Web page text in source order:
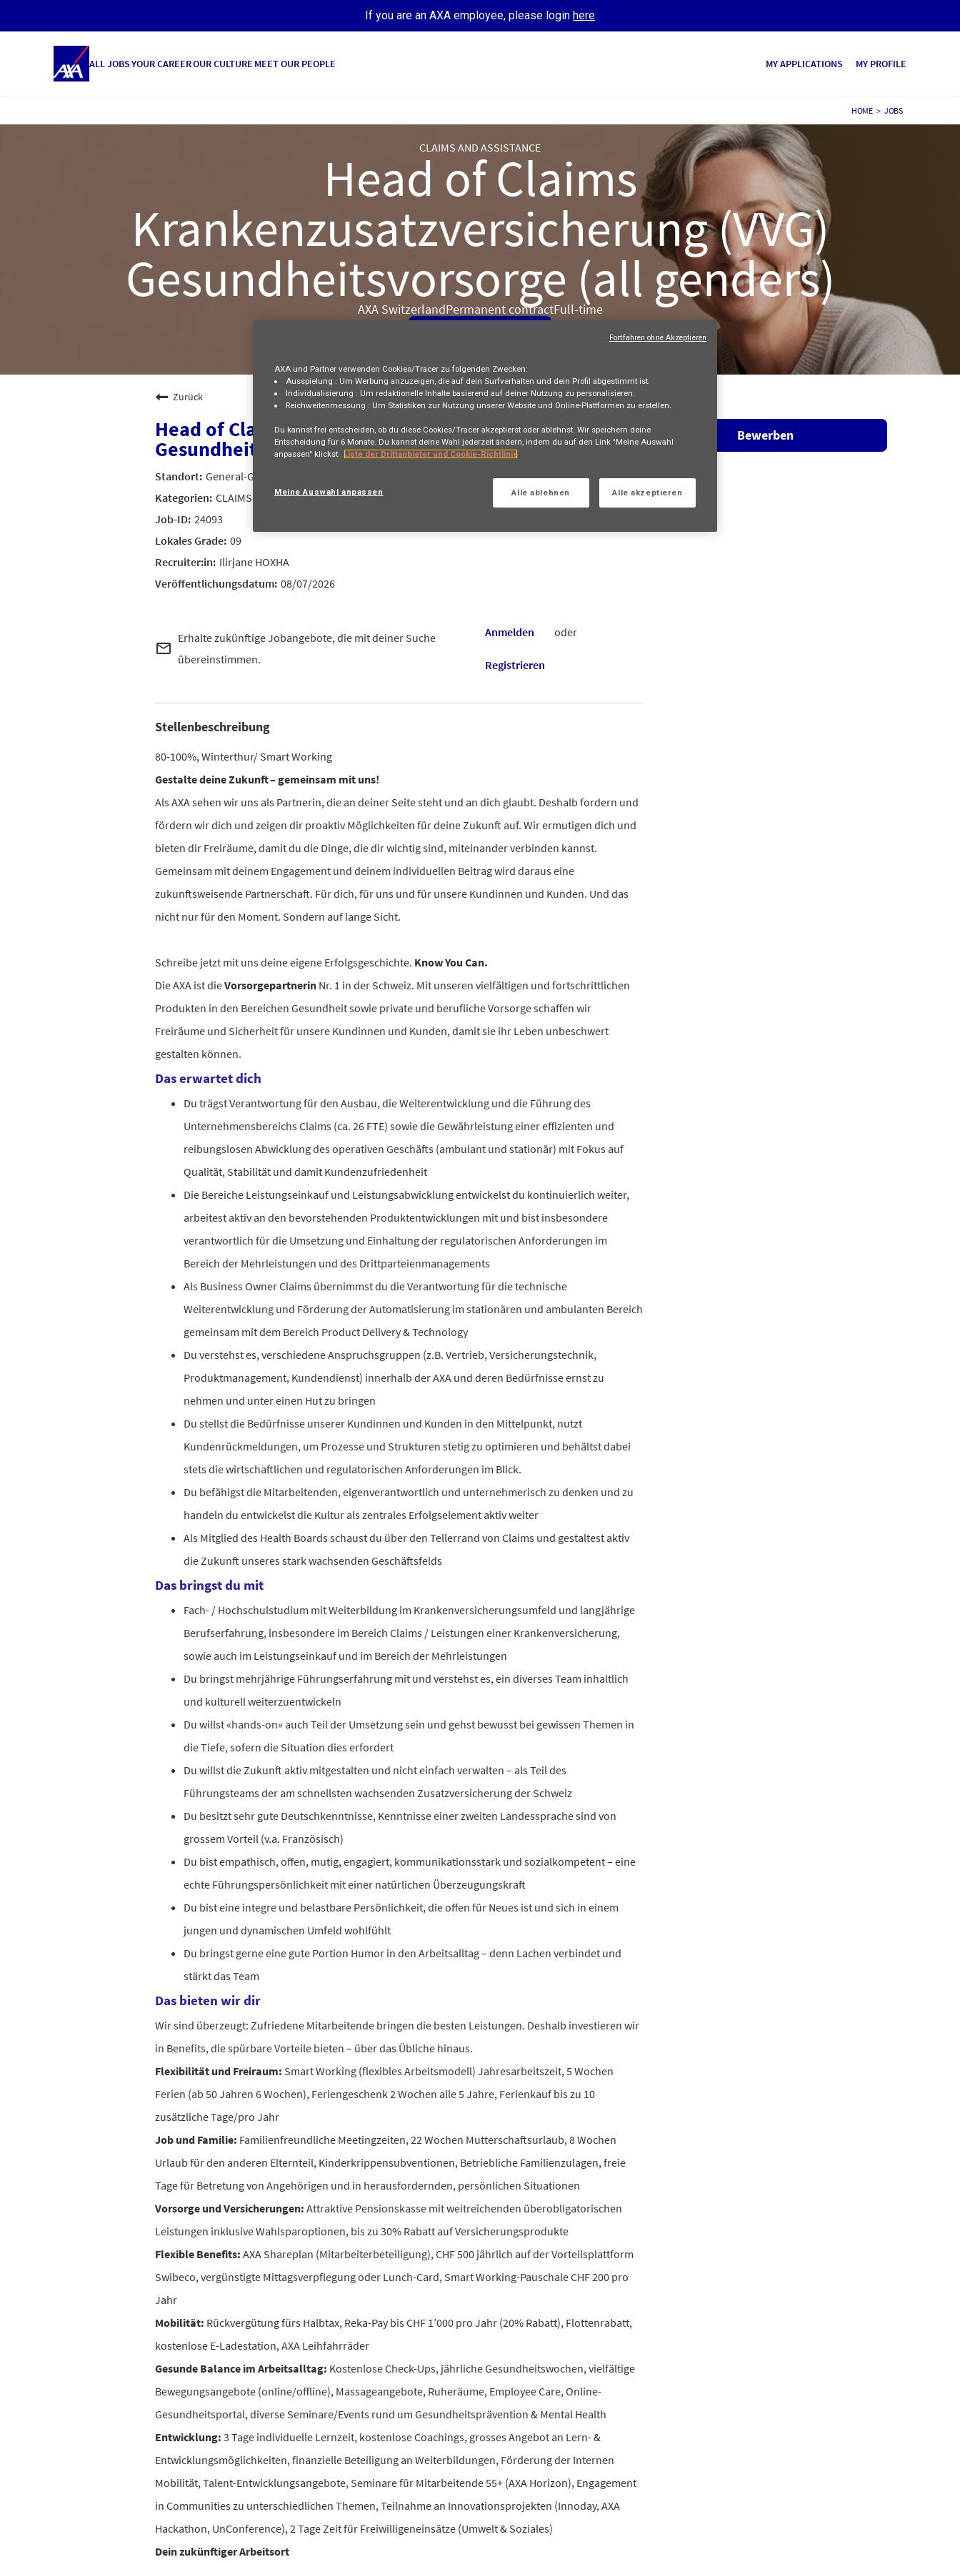
If you are an AXA employee, please login here
ALL JOBSYOUR CAREEROUR CULTURE MEET OUR PEOPLE MY APPLICATIONS MY PROFILE
HOME > JOBS
CLAIMS AND ASSISTANCE
Head of Claims
Krankenzusatzversicherung (VVG)
Gesundheitsvorsorge (all genders)
AXA SwitzerlandPermanent contractFull-time
Zurück
Head of Claims Krankenzusatzversicherung (VVG)
Gesundheitsvorsorge (all genders)
General-Guisan-Strasse 42, WINTERTHUR, CH, 8400
CLAIMS AND ASSISTANCE
24093
09
Ilirjane HOXHA
08/07/2026
mail_outline
Erhalte zukünftige Jobangebote, die mit deiner Suche
übereinstimmen.
Anmelden oder
Registrieren
Stellenbeschreibung
80-100%, Winterthur/ Smart Working
Gestalte deine Zukunft – gemeinsam mit uns!
Als AXA sehen wir uns als Partnerin, die an deiner Seite steht und an dich glaubt. Deshalb fordern und
fördern wir dich und zeigen dir proaktiv Möglichkeiten für deine Zukunft auf. Wir ermutigen dich und
bieten dir Freiräume, damit du die Dinge, die dir wichtig sind, miteinander verbinden kannst.
Gemeinsam mit deinem Engagement und deinem individuellen Beitrag wird daraus eine
zukunftsweisende Partnerschaft. Für dich, für uns und für unsere Kundinnen und Kunden. Und das
nicht nur für den Moment. Sondern auf lange Sicht.
Schreibe jetzt mit uns deine eigene Erfolgsgeschichte. Know You Can.
Die AXA ist dieVorsorgepartnerin Nr. 1 in der Schweiz. Mit unseren vielfältigen und fortschrittlichen
Produkten in den Bereichen Gesundheit sowie private und berufliche Vorsorge schaffen wir
Freiräume und Sicherheit für unsere Kundinnen und Kunden, damit sie ihr Leben unbeschwert
gestalten können.
Das erwartet dich
Du trägst Verantwortung für den Ausbau, die Weiterentwicklung und die Führung des
Unternehmensbereichs Claims (ca. 26 FTE) sowie die Gewährleistung einer effizienten und
reibungslosen Abwicklung des operativen Geschäfts (ambulant und stationär) mit Fokus auf
Qualität, Stabilität und damit Kundenzufriedenheit
Die Bereiche Leistungseinkauf und Leistungsabwicklung entwickelst du kontinuierlich weiter,
arbeitest aktiv an den bevorstehenden Produktentwicklungen mit und bist insbesondere
verantwortlich für die Umsetzung und Einhaltung der regulatorischen Anforderungen im
Bereich der Mehrleistungen und des Drittparteienmanagements
Als Business Owner Claims übernimmst du die Verantwortung für die technische
Weiterentwicklung und Förderung der Automatisierung im stationären und ambulanten Bereich
gemeinsam mit dem Bereich Product Delivery & Technology
Du verstehst es, verschiedene Anspruchsgruppen (z.B. Vertrieb, Versicherungstechnik,
Produktmanagement, Kundendienst) innerhalb der AXA und deren Bedürfnisse ernst zu
nehmen und unter einen Hut zu bringen
Du stellst die Bedürfnisse unserer Kundinnen und Kunden in den Mittelpunkt, nutzt
Kundenrückmeldungen, um Prozesse und Strukturen stetig zu optimieren und behältst dabei
stets die wirtschaftlichen und regulatorischen Anforderungen im Blick.
Du befähigst die Mitarbeitenden, eigenverantwortlich und unternehmerisch zu denken und zu
handeln du entwickelst die Kultur als zentrales Erfolgselement aktiv weiter
Als Mitglied des Health Boards schaust du über den Tellerrand von Claims und gestaltest aktiv
die Zukunft unseres stark wachsenden Geschäftsfelds
Das bringst du mit
Fach- / Hochschulstudium mit Weiterbildung im Krankenversicherungsumfeld und langjährige
Berufserfahrung, insbesondere im Bereich Claims / Leistungen einer Krankenversicherung,
sowie auch im Leistungseinkauf und im Bereich der Mehrleistungen
Du bringst mehrjährige Führungserfahrung mit und verstehst es, ein diverses Team inhaltlich
und kulturell weiterzuentwickeln
Du willst «hands-on» auch Teil der Umsetzung sein und gehst bewusst bei gewissen Themen in
die Tiefe, sofern die Situation dies erfordert
Du willst die Zukunft aktiv mitgestalten und nicht einfach verwalten – als Teil des
Führungsteams der am schnellsten wachsenden Zusatzversicherung der Schweiz
Du besitzt sehr gute Deutschkenntnisse, Kenntnisse einer zweiten Landessprache sind von
grossem Vorteil (v.a. Französisch)
Du bist empathisch, offen, mutig, engagiert, kommunikationsstark und sozialkompetent – eine
echte Führungspersönlichkeit mit einer natürlichen Überzeugungskraft
Du bist eine integre und belastbare Persönlichkeit, die offen für Neues ist und sich in einem
jungen und dynamischen Umfeld wohlfühlt
Du bringst gerne eine gute Portion Humor in den Arbeitsalltag – denn Lachen verbindet und
stärkt das Team
Das bieten wir dir
Wir sind überzeugt: Zufriedene Mitarbeitende bringen die besten Leistungen. Deshalb investieren wir
in Benefits, die spürbare Vorteile bieten – über das Übliche hinaus.
Flexibilität und Freiraum: Smart Working (flexibles Arbeitsmodell) Jahresarbeitszeit, 5 Wochen
Ferien (ab 50 Jahren 6 Wochen), Feriengeschenk 2 Wochen alle 5 Jahre, Ferienkauf bis zu 10
zusätzliche Tage/pro Jahr
Job und Familie: Familienfreundliche Meetingzeiten, 22 Wochen Mutterschaftsurlaub, 8 Wochen
Urlaub für den anderen Elternteil, Kinderkrippensubventionen, Betriebliche Familienzulagen, freie
Tage für Betretung von Angehörigen und in herausfordernden, persönlichen Situationen
Vorsorge und Versicherungen: Attraktive Pensionskasse mit weitreichenden überobligatorischen
Leistungen inklusive Wahlsparoptionen, bis zu 30% Rabatt auf Versicherungsprodukte
Flexible Benefits: AXA Shareplan (Mitarbeiterbeteiligung), CHF 500 jährlich auf der Vorteilsplattform
Swibeco, vergünstigte Mittagsverpflegung oder Lunch-Card, Smart Working-Pauschale CHF 200 pro
Jahr
Mobilität: Rückvergütung fürs Halbtax, Reka-Pay bis CHF 1’000 pro Jahr (20% Rabatt), Flottenrabatt,
kostenlose E-Ladestation, AXA Leihfahrräder
Gesunde Balance im Arbeitsalltag: Kostenlose Check-Ups, jährliche Gesundheitswochen, vielfältige
Bewegungsangebote (online/offline), Massageangebote, Ruheräume, Employee Care, Online-
Gesundheitsportal, diverse Seminare/Events rund um Gesundheitsprävention & Mental Health
Entwicklung: 3 Tage individuelle Lernzeit, kostenlose Coachings, grosses Angebot an Lern- &
Entwicklungsmöglichkeiten, finanzielle Beteiligung an Weiterbildungen, Förderung der Internen
Mobilität, Talent-Entwicklungsangebote, Seminare für Mitarbeitende 55+ (AXA Horizon), Engagement
in Communities zu unterschiedlichen Themen, Teilnahme an Innovationsprojekten (Innoday, AXA
Hackathon, UnConference), 2 Tage Zeit für Freiwilligeneinsätze (Umwelt & Soziales)
Dein zukünftiger Arbeitsort
Bewerben
AXA und Partner verwenden Cookies/Tracer zu folgenden Zwecken:
Ausspielung : Um Werbung anzuzeigen, die auf dein Surfverhalten und dein Profil abgestimmt ist.
Individualisierung : Um redaktionelle Inhalte basierend auf deiner Nutzung zu personalisieren.
Reichweitenmessung : Um Statistiken zur Nutzung unserer Website und Online-Plattformen zu erstellen.
Du kannst frei entscheiden, ob du diese Cookies/Tracer akzeptierst oder ablehnst. Wir speichern deine
Entscheidung für 6 Monate. Du kannst deine Wahl jederzeit ändern, indem du auf den Link "Meine Auswahl
anpassen" klickst. Liste der Drittanbieter und Cookie-Richtlinie
Meine Auswahl anpassen Alle ablehnen Alle akzeptieren
Fortfahren ohne Akzeptieren